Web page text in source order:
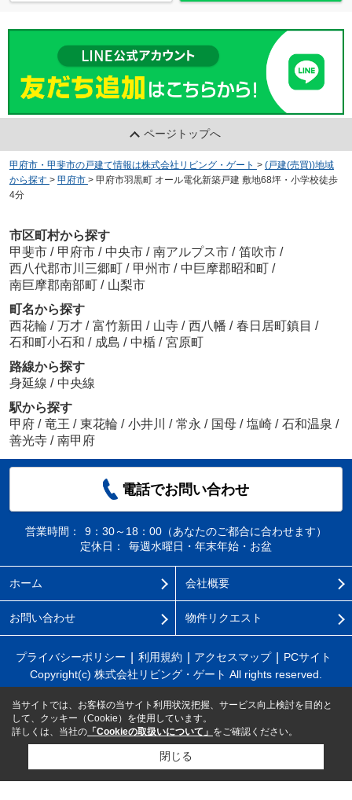
ページトップへ
甲府市・甲斐市の戸建て情報は株式会社リビング・ゲート > (戸建(売買))地域
から探す > 甲府市 > 甲府市羽黒町 オール電化新築戸建 敷地68坪・小学校徒歩
4分
市区町村から探す
甲斐市 / 甲府市 / 中央市 / 南アルプス市 / 笛吹市 /
西八代郡市川三郷町 / 甲州市 / 中巨摩郡昭和町 /
南巨摩郡南部町 / 山梨市
町名から探す
西花輪 / 万才 / 富竹新田 / 山寺 / 西八幡 / 春日居町鎮目 /
石和町小石和 / 成島 / 中楯 / 宮原町
路線から探す
身延線 / 中央線
駅から探す
甲府 / 竜王 / 東花輪 / 小井川 / 常永 / 国母 / 塩崎 / 石和温泉 /
善光寺 / 南甲府
電話でお問い合わせ
営業時間：
9：30～18：00（あなたのご都合に合わせます）
定休日：
毎週水曜日・年末年始・お盆
ホーム 会社概要
お問い合わせ 物件リクエスト
プライバシーポリシー 利用規約 アクセスマップ
PCサイト
Copyright(c) 株式会社リビング・ゲート All rights reserved.
当サイトでは、お客様の当サイト利用状況把握、サービス向上検討を目的と
して、クッキー（Cookie）を使用しています。
詳しくは、当社の 「Cookieの取扱いについて」 をご確認ください。
閉じる